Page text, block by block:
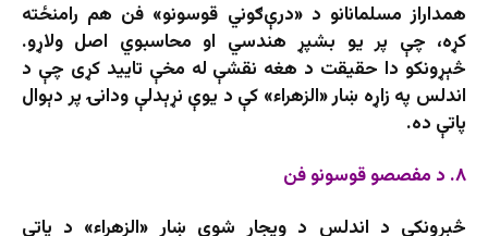
همداراز مسلمانانو د «درې‌ګوني قوسونو» فن هم رامنځته
کړه، چې پر یو بشپړ هندسي او محاسبوي اصل ولاړو.
څېړونکو دا حقیقت د هغه نقشې له مخې تایید کړی چې د
اندلس په زاړه ښار «الزهراء» کې د یوې نړېدلې ودانۍ پر دېوال
پاتې ده.
۸. د مفصصو قوسونو فن
څېړونکي د اندلس د ویجاړ شوي ښار «الزهراء» د پاتې